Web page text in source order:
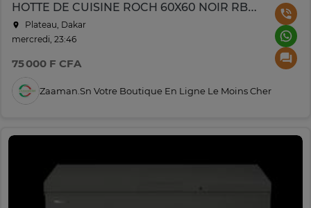
HOTTE DE CUISINE ROCH 60X60 NOIR RBH6018GLB
Plateau, Dakar
mercredi, 23:46
75 000 F CFA
Zaaman.sn Votre Boutique En Ligne Le Moins Cher